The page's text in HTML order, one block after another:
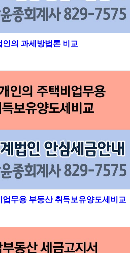
인의 과세방법론 비교
업무용 부동산 취득보유양도세비교